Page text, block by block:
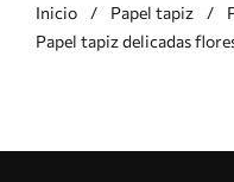
Inicio Papel tapiz
Papel tapiz delicadas